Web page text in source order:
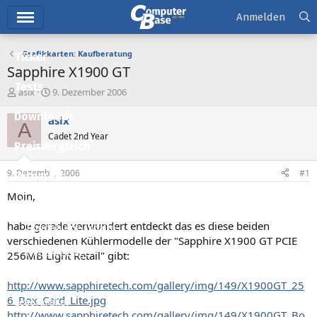
Ticker
Tests
Downloads
Preisvergleich
Forum
Aktuelles
Empfohlene Inhalte
Neue Beiträge
Leserartikel
Anmelden
Grafikkarten: Kaufberatung
Sapphire X1900 GT
E
s
t
e
l
e
r
asix
E
s
e
t
9. Dezember 2006
A asix
Cadet 2nd Year
9. Dezember 2006 #1
Moin,
habe gerade verwundert entdeckt das es diese beiden
verschiedenen Kühlermodelle der "Sapphire X1900 GT PCIE
256MB Light Retail" gibt:
http://www.sapphiretech.com/gallery/img/149/X1900GT_25
6_Box_Card_Lite.jpg